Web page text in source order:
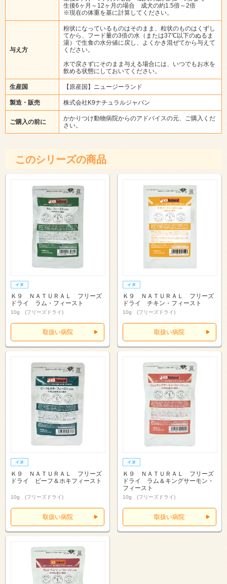
生後6ヶ月～12ヶ月の場合 成犬の約1.5倍～2倍
※現在の体重を基に計算してください。
与え方
粉状になっているものはそのまま、粒状のものはくずし
てから、フード量の3倍の水（または37℃以下のぬるま
湯）で生食の水分値に戻し、よくかき混ぜてから与えて
ください。
水で戻さずにそのまま与える場合には、いつでもお水を
飲める状態にしておいてください。
生産国 【原産国】ニュージーランド
製造・販売 株式会社K9ナチュラルジャパン
ご購入の前に
かかりつけ動物病院からのアドバイスの元、ご購入くだ
さい。
このシリーズの商品
Ｋ９ ＮＡＴＵＲＡＬ フリーズ
ドライ ラム・フィースト
10g (フリーズドライ)
取扱い病院
Ｋ９ ＮＡＴＵＲＡＬ フリーズ
ドライ チキン・フィースト
10g (フリーズドライ)
取扱い病院
Ｋ９ ＮＡＴＵＲＡＬ フリーズ
ドライ ビーフ＆ホキフィースト
10g (フリーズドライ)
取扱い病院
Ｋ９ ＮＡＴＵＲＡＬ フリーズ
ドライ ラム＆キングサーモン・
フィースト
10g (フリーズドライ)
取扱い病院